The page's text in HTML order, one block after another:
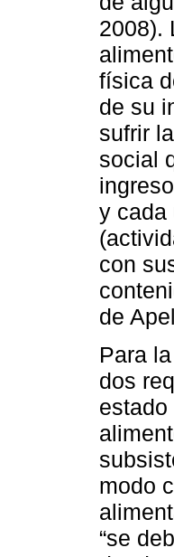
2008).
física
de su
sufrir
social
y cada
con
de
Para
dos
modo
“se